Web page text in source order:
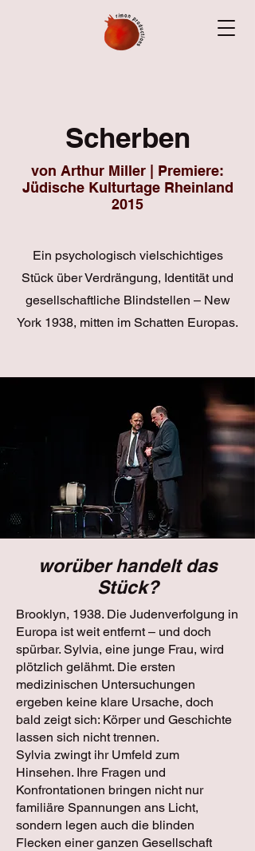
Scherben
von Arthur Miller | Premiere:
Jüdische Kulturtage Rheinland
2015
Ein psychologisch vielschichtiges
Stück über Verdrängung, Identität und
gesellschaftliche Blindstellen – New
York 1938, mitten im Schatten Europas.
worüber handelt das
Stück?
Brooklyn, 1938. Die Judenverfolgung in
Europa ist weit entfernt – und doch
spürbar. Sylvia, eine junge Frau, wird
plötzlich gelähmt. Die ersten
medizinischen Untersuchungen
ergeben keine klare Ursache, doch
bald zeigt sich: Körper und Geschichte
lassen sich nicht trennen.
Sylvia zwingt ihr Umfeld zum
Hinsehen. Ihre Fragen und
Konfrontationen bringen nicht nur
familiäre Spannungen ans Licht,
sondern legen auch die blinden
Flecken einer ganzen Gesellschaft